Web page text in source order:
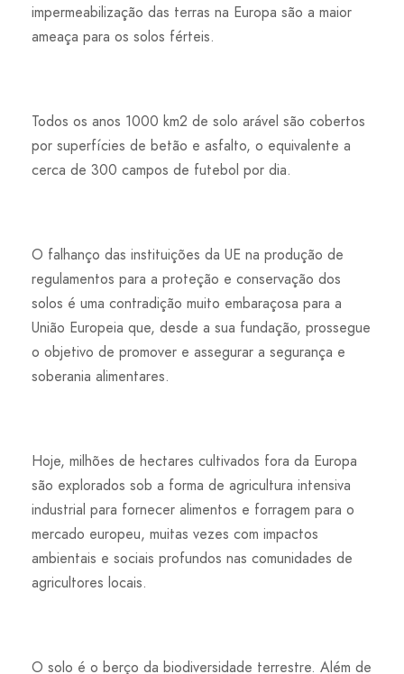
impermeabilização das terras na Europa são a maior
ameaça para os solos férteis.
Todos os anos 1000 km2 de solo arável são cobertos
por superfícies de betão e asfalto, o equivalente a
cerca de 300 campos de futebol por dia.
O falhanço das instituições da UE na produção de
regulamentos para a proteção e conservação dos
solos é uma contradição muito embaraçosa para a
União Europeia que, desde a sua fundação, prossegue
o objetivo de promover e assegurar a segurança e
soberania alimentares.
Hoje, milhões de hectares cultivados fora da Europa
são explorados sob a forma de agricultura intensiva
industrial para fornecer alimentos e forragem para o
mercado europeu, muitas vezes com impactos
ambientais e sociais profundos nas comunidades de
agricultores locais.
O solo é o berço da biodiversidade terrestre. Além de